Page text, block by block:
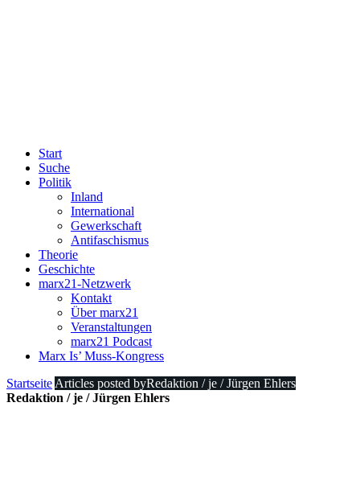
Start
Suche
Politik
Inland
International
Gewerkschaft
Antifaschismus
Theorie
Geschichte
marx21-Netzwerk
Kontakt
Über marx21
Veranstaltungen
marx21 Podcast
Marx Is’ Muss-Kongress
Startseite Articles posted byRedaktion / je / Jürgen Ehlers
Redaktion / je / Jürgen Ehlers